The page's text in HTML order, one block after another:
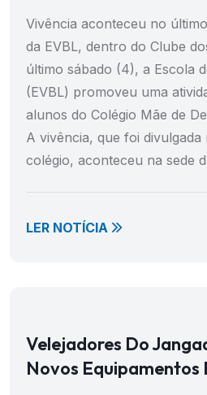
Vivência aconteceu no
da EVBL, dentro do Clube
último sábado (4), a Escola
(EVBL) promoveu uma
alunos do Colégio Mãe de
A vivência, que foi
colégio, aconteceu na sede
LER NOTÍCIA
Velejadores Do
Novos Equipamentos